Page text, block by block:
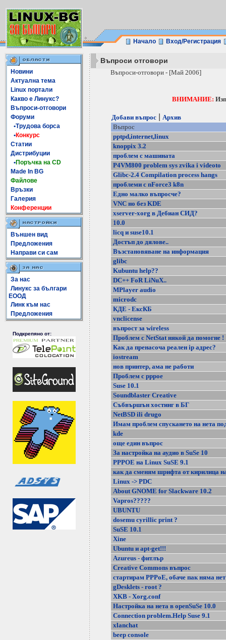
Начало Вход/Регистрация
Новини
Актуална тема
Linux портали
Какво е Линукс?
Въпроси-отговори
Форуми
•Трудова борса
•Конкурс
Статии
Дистрибуции
•Поръчка на CD
Made In BG
Файлове
Връзки
Галерия
Конференции
Външен вид
Предложения
Направи си сам
За нас
Линукс за българи
ЕООД
Линк към нас
Предложения
Подкрепяно от:
Въпроси отговори
Въпроси-отговори - [Май 2006]
ВНИМАНИЕ:
Добави въпрос| Архив
Въпрос
pptpd,internet,linux
knoppix 3.2
проблем с машината
P4VM800 problem sys zvika i videoto
Glibc-2.4 Compilation process hangs
проблеми с nForce3 k8n
Едно малко въпросче?
VNC но без KDE
xserver-xorg в Дебиан СИД?
10.0
licq и suse10.1
Достъп до дялове..
Възстановяване на информация
glibc
Kubuntu help??
DC++ FoR LiNuX..
MPlayer audio
microdc
КДЕ - ЕксКБ
vnclicense
въпрост за wireless
Проблем с NetStat някой да помогне !
Как да пренасоча реален ip адрес?
iostream
нов принтер, ама не работи
Проблем с pppoe
Suse 10.1
Soundblaster Creative
Събвършън хостинг в БГ
NetBSD ili drugo
Имам проблем спускането на нета
kde
още един въпрос
За настройка на аудио в SuSe 10
PPPOE на Linux SuSE 9.1
как да сменям шрифта от кирилица
Linux -> PDC
About GNOME for Slackware 10.2
Vapros?????
UBUNTU
dosemu cyrillic print ?
SuSE 10.1
Xine
Ubuntu и apt-get!!!
Azureus - фитлър
Creative Commons въпрос
стартирам PPPoE, обаче пак няма
gDesklets - root ?
XKB - Xorg.conf
Настройка на нета в openSuSe 10.0
Connection problem.Help Suse 9.1
xlanchat
beep console